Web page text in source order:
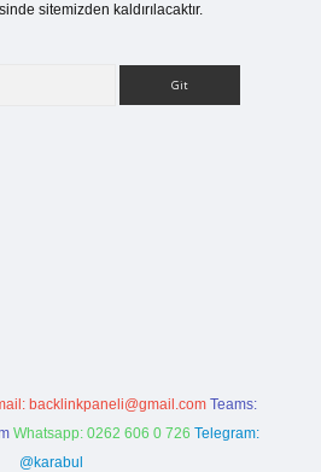
sitemizden kaldırılacaktır.
backlinkpaneli@gmail.com Teams:
Whatsapp: 0262 606 0 726 Telegram:
@karabul